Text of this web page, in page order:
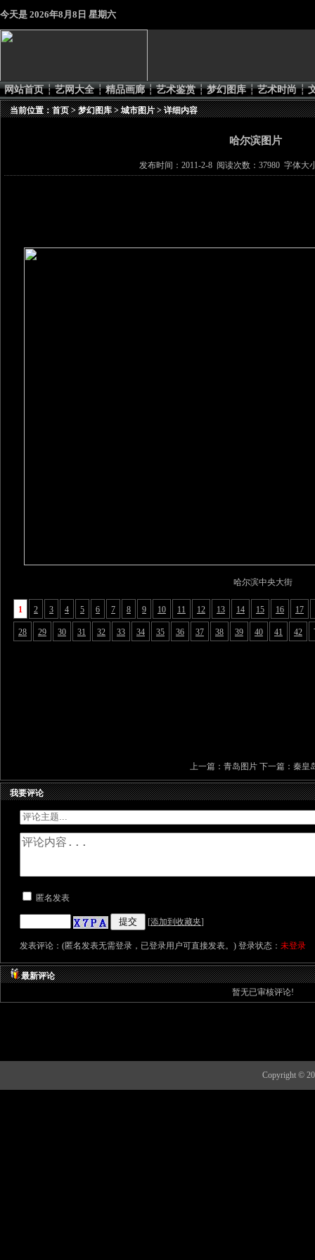
今天是 2026年8月8日 星期六
网站首页 ┆ 艺网大全 ┆ 精品画廊 ┆ 艺术鉴赏 ┆ 梦幻图库 ┆ 艺术时尚 ┆
当前位置：首页>梦幻图库>城市图片> 详细内容
哈尔滨图片
发布时间：2011-2-8 阅读次数：37980 字体大
哈尔滨中央大街
1 2 3 4 5 6 7 8 9 10 11 12 13 14 15 16 17
28 29 30 31 32 33 34 35 36 37 38 39 40 41 42
上一篇： 青岛图片 下一篇： 秦皇
我要评论
匿名发表
[添加到收藏夹]
发表评论：(匿名发表无需登录，已登录用户可直接发表。) 登录状态： 未登录
最新评论
暂无已审核评论!
Copyright ©